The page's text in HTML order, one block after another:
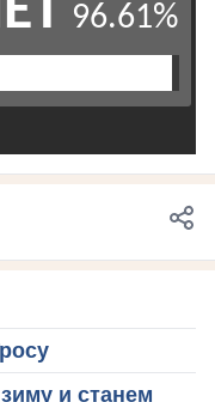
и станем